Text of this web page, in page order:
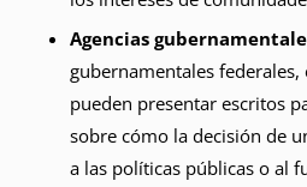
Agencias
gubernamentales federales,
pueden presentar escritos
sobre cómo la decisión de
a las políticas públicas o al